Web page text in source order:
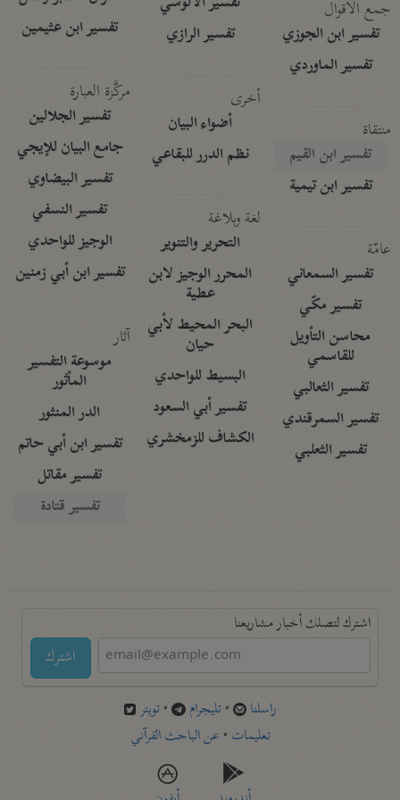
جمع الأقوال
تفسير ابن الجوزي
تفسير الماوردي
منتقاة
تفسير ابن القيم
تفسير ابن تيمية
عامّة
تفسير السمعاني
تفسير مكّي
محاسن التأويل
للقاسمي
تفسير الثعالبي
تفسير السمرقندي
تفسير الثعلبي
تفسير الرازي
أخرى
أضواء البيان
نظم الدرر للبقاعي
لغة وبلاغة
التحرير والتنوير
المحرر الوجيز لابن
عطية
البحر المحيط لأبي
حيان
البسيط للواحدي
تفسير أبي السعود
الكشاف للزمخشري
تفسير ابن عثيمين
مركَّزة العبارة
تفسير الجلالين
جامع البيان للإيجي
تفسير البيضاوي
تفسير النسفي
الوجيز للواحدي
تفسير ابن أبي زمنين
آثار
موسوعة التفسير
المأثور
الدر المنثور
تفسير ابن أبي حاتم
تفسير مقاتل
تفسير قتادة
اشترك لتصلك أخبار مشاريعنا
اشترك
راسلنا •تليجرام •تويتر
تعليمات •عن الباحث القرآني